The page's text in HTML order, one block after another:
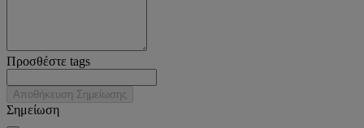
Προσθέστε tags
Αποθήκευση Σημείωσης
Σημείωση